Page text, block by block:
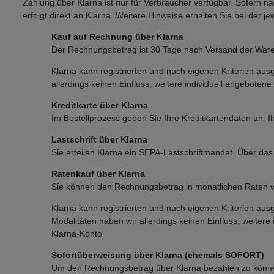
Zahlung über Klarna ist nur für Verbraucher verfügbar. Sofern
erfolgt direkt an Klarna. Weitere Hinweise erhalten Sie bei der
Kauf auf Rechnung über Klarna
Der Rechnungsbetrag ist 30 Tage nach Versand der
Klarna kann registrierten und nach eigenen Kriterien
allerdings keinen Einfluss; weitere individuell
Kreditkarte über Klarna
Im Bestellprozess geben Sie Ihre Kreditkartendaten an.
Lastschrift über Klarna
Sie erteilen Klarna ein SEPA-Lastschriftmandat. Über
Ratenkauf über Klarna
Sie können den Rechnungsbetrag in monatlichen
Klarna kann registrierten und nach eigenen Kriterien
Modalitäten haben wir allerdings keinen Einfluss;
Klarna-Konto
Sofortüberweisung über Klarna (ehemals SOFORT)
Um den Rechnungsbetrag über Klarna bezahlen zu